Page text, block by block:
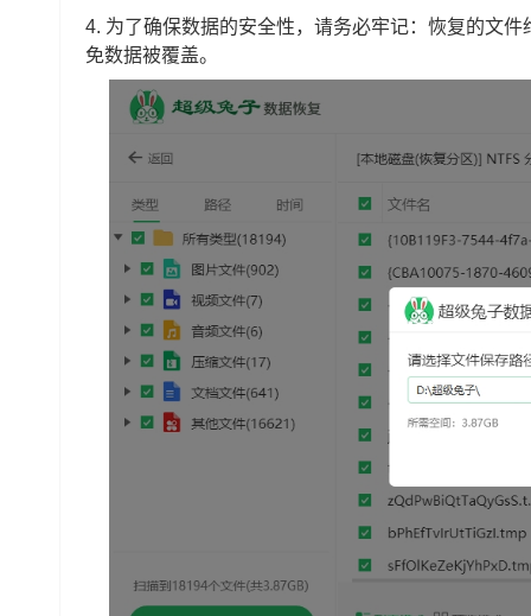
4. 为了确保数据的安全性，请务必牢记：恢复的文
免数据被覆盖。